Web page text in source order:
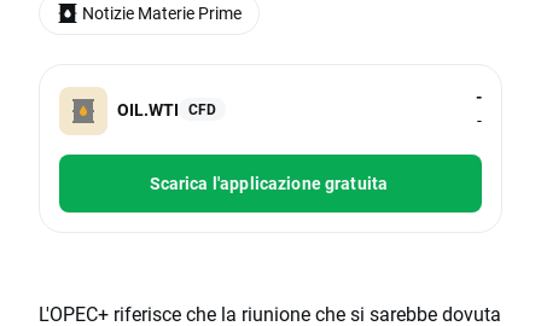
OIL.WTI CFD
-
-
Scarica l'applicazione gratuita
L'OPEC+ riferisce che la riunione che si sarebbe dovuta
Notizie Materie Prime